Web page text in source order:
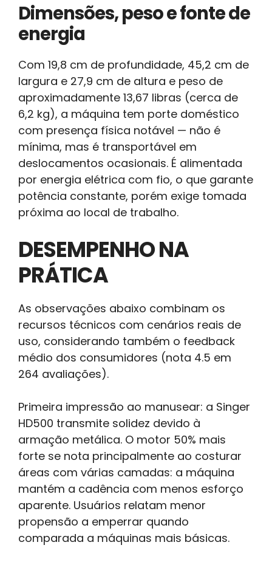
Dimensões, peso e fonte de
energia
Com 19,8 cm de profundidade, 45,2 cm de
largura e 27,9 cm de altura e peso de
aproximadamente 13,67 libras (cerca de
6,2 kg), a máquina tem porte doméstico
com presença física notável — não é
mínima, mas é transportável em
deslocamentos ocasionais. É alimentada
por energia elétrica com fio, o que garante
potência constante, porém exige tomada
próxima ao local de trabalho.
DESEMPENHO NA
PRÁTICA
As observações abaixo combinam os
recursos técnicos com cenários reais de
uso, considerando também o feedback
médio dos consumidores (nota 4.5 em
264 avaliações).
Primeira impressão ao manusear: a Singer
HD500 transmite solidez devido à
armação metálica. O motor 50% mais
forte se nota principalmente ao costurar
áreas com várias camadas: a máquina
mantém a cadência com menos esforço
aparente. Usuários relatam menor
propensão a emperrar quando
comparada a máquinas mais básicas.